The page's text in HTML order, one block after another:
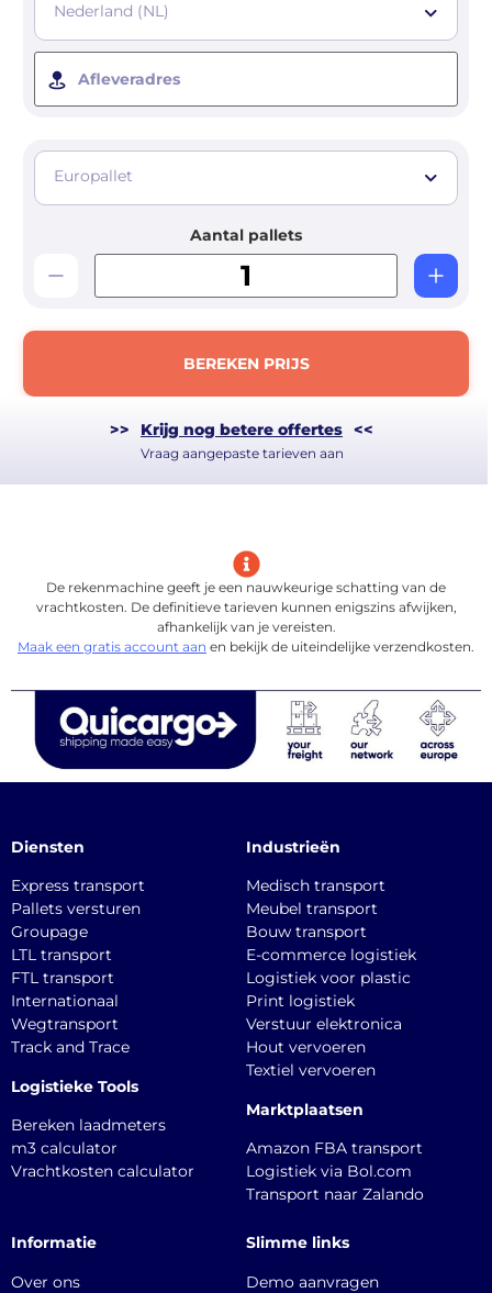
Nederland (NL)
Afleveradres
Europallet
Aantal pallets
BEREKEN PRIJS
>> Krijg nog betere offertes <<
Vraag aangepaste tarieven aan
De rekenmachine geeft je een nauwkeurige schatting van de
vrachtkosten. De definitieve tarieven kunnen enigszins afwijken,
afhankelijk van je vereisten.
Maak een gratis account aan en bekijk de uiteindelijke verzendkosten.
Diensten
Express transport
Pallets versturen
Groupage
LTL transport
FTL transport
Internationaal
Wegtransport
Track and Trace
Logistieke Tools
Bereken laadmeters
m3 calculator
Vrachtkosten calculator
Industrieën
Medisch transport
Meubel transport
Bouw transport
E-commerce logistiek
Logistiek voor plastic
Print logistiek
Verstuur elektronica
Hout vervoeren
Textiel vervoeren
Marktplaatsen
Amazon FBA transport
Logistiek via Bol.com
Transport naar Zalando
Informatie
Over ons
Slimme links
Demo aanvragen